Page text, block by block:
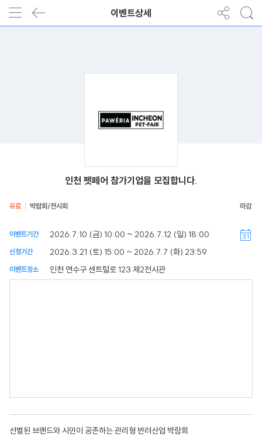
이벤트상세
인천 펫페어 참가기업을 모집합니다.
유료 박람회/전시회
이벤트기간 2026.7.10 (금) 10:00 ~ 2026.7.12 (일) 18:00
신청기간 2026.3.21 (토) 15:00 ~ 2026.7.7 (화) 23:59
이벤트장소 인천 연수구 센트럴로 123 제2전시관
선별된 브랜드와 시민이 공존하는 관리형 반려산업 박람회